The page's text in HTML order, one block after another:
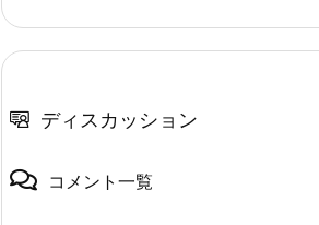
ディスカッション
コメント一覧